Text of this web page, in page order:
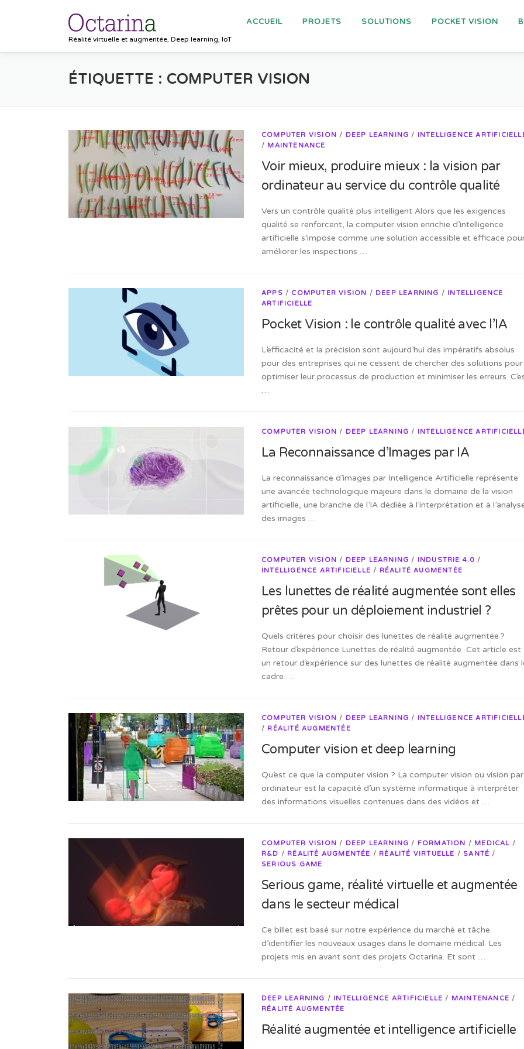
Réalité virtuelle et augmentée, Deep learning, IoT
ACCUEIL PROJETS SOLUTIONS POCKET VISION
ÉTIQUETTE : COMPUTER VISION
COMPUTER VISION / DEEP LEARNING / INTELLIGENCE
/ MAINTENANCE
Voir mieux, produire mieux : la vision par
ordinateur au service du contrôle qualité
Vers un contrôle qualité plus intelligent Alors que les exigences
qualité se renforcent, la computer vision enrichie d’intelligence
artificielle s’impose comme une solution accessible et efficace
améliorer les inspections …
APPS / COMPUTER VISION / DEEP LEARNING / INTELLIGENCE
ARTIFICIELLE
Pocket Vision : le contrôle qualité avec l’IA
L’efficacité et la précision sont aujourd’hui des impératifs absolus
pour des entreprises qui ne cessent de chercher des solutions pour
optimiser leur processus de production et minimiser les erreurs.
…
COMPUTER VISION / DEEP LEARNING / INTELLIGENCE
La Reconnaissance d’Images par IA
La reconnaissance d’images par Intelligence Artificielle représente
une avancée technologique majeure dans le domaine de la vision
artificielle, une branche de l’IA dédiée à l’interprétation et à
des images …
COMPUTER VISION / DEEP LEARNING / INDUSTRIE 4.0 /
INTELLIGENCE ARTIFICIELLE / RÉALITÉ AUGMENTÉE
Les lunettes de réalité augmentée sont elles
prêtes pour un déploiement industriel ?
Quels critères pour choisir des lunettes de réalité augmentée ?
Retour d’expérience Lunettes de réalité augmentée Cet article est
un retour d’expérience sur des lunettes de réalité augmentée dans
cadre …
COMPUTER VISION / DEEP LEARNING / INTELLIGENCE
/ RÉALITÉ AUGMENTÉE
Computer vision et deep learning
Qu’est ce que la computer vision ? La computer vision ou vision par
ordinateur est la capacité d’un système informatique à interpréter
des informations visuelles contenues dans des vidéos et …
COMPUTER VISION / DEEP LEARNING / FORMATION / MEDICAL /
R&D / RÉALITÉ AUGMENTÉE / RÉALITÉ VIRTUELLE / SANTÉ /
SERIOUS GAME
Serious game, réalité virtuelle et augmentée
dans le secteur médical
Ce billet est basé sur notre expérience du marché et tâche
d’identifier les nouveaux usages dans le domaine médical. Les
projets mis en avant sont des projets Octarina. Et sont …
DEEP LEARNING / INTELLIGENCE ARTIFICIELLE / MAINTENANCE /
RÉALITÉ AUGMENTÉE
Réalité augmentée et intelligence artificielle